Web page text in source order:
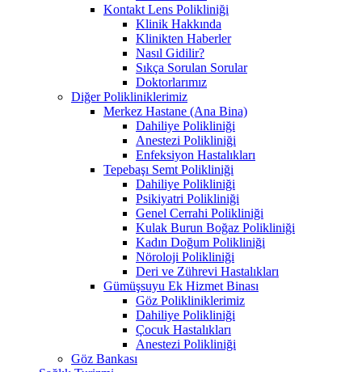
Kontakt Lens Polikliniği
Klinik Hakkında
Klinikten Haberler
Nasıl Gidilir?
Sıkça Sorulan Sorular
Doktorlarımız
Diğer Polikliniklerimiz
Merkez Hastane (Ana Bina)
Dahiliye Polikliniği
Anestezi Polikliniği
Enfeksiyon Hastalıkları
Tepebaşı Semt Polikliniği
Dahiliye Polikliniği
Psikiyatri Polikliniği
Genel Cerrahi Polikliniği
Kulak Burun Boğaz Polikliniği
Kadın Doğum Polikliniği
Nöroloji Polikliniği
Deri ve Zührevi Hastalıkları
Gümüşsuyu Ek Hizmet Binası
Göz Polikliniklerimiz
Dahiliye Polikliniği
Çocuk Hastalıkları
Anestezi Polikliniği
Göz Bankası